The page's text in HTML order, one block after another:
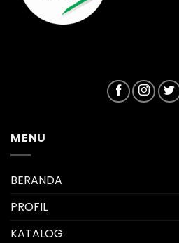
MENU
BERANDA
PROFIL
KATALOG